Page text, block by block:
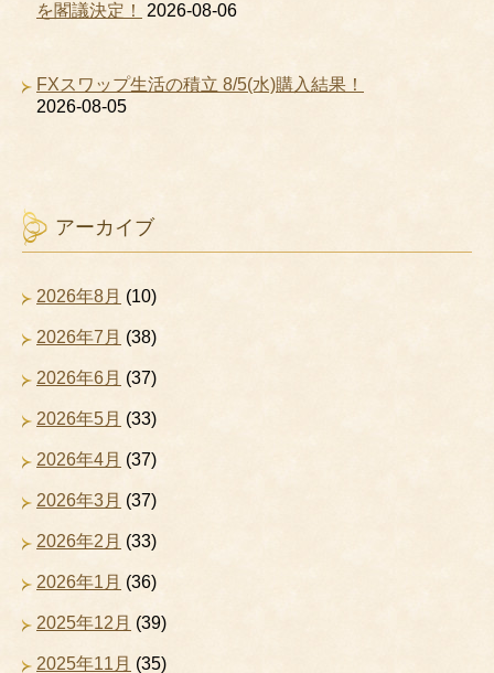
を閣議決定！
2026-08-06
FXスワップ生活の積立 8/5(水)購入結果！
2026-08-05
アーカイブ
2026年8月 (10)
2026年7月 (38)
2026年6月 (37)
2026年5月 (33)
2026年4月 (37)
2026年3月 (37)
2026年2月 (33)
2026年1月 (36)
2025年12月 (39)
2025年11月 (35)